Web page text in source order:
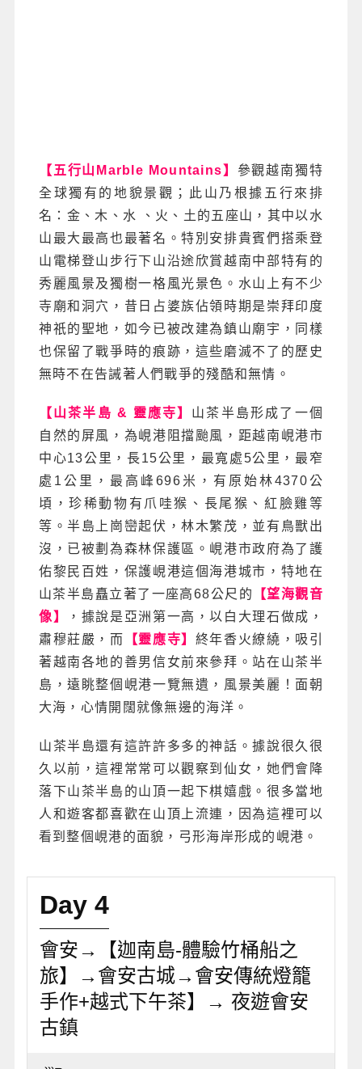
【五行山Marble Mountains】 參觀越南獨特
全球獨有的地貌景觀；此山乃根據五行來排
名：金、木、水 、火、土的五座山，其中以水
山最大最高也最著名。特別安排貴賓們搭乘登
山電梯登山步行下山沿途欣賞越南中部特有的
秀麗風景及獨樹一格風光景色。水山上有不少
寺廟和洞穴，昔日占婆族佔領時期是崇拜印度
神祇的聖地，如今已被改建為鎮山廟宇，同樣
也保留了戰爭時的痕跡，這些磨滅不了的歷史
無時不在告誡著人們戰爭的殘酷和無情。
【山茶半島 & 靈應寺】 山茶半島形成了一個
自然的屏風，為峴港阻擋颱風，距越南峴港市
中心13公里，長15公里，最寬處5公里，最窄
處1公里，最高峰696米，有原始林4370公
頃，珍稀動物有爪哇猴、長尾猴、紅臉雞等
等。半島上崗巒起伏，林木繁茂，並有鳥獸出
沒，已被劃為森林保護區。峴港市政府為了護
佑黎民百姓，保護峴港這個海港城市，特地在
山茶半島矗立著了一座高68公尺的
【望海觀音
像】
，據說是亞洲第一高，以白大理石做成，
肅穆莊嚴，而
【靈應寺】 終年香火繚繞，吸引
著越南各地的善男信女前來參拜。站在山茶半
島，遠眺整個峴港一覽無遺，風景美麗！面朝
大海，心情開闊就像無邊的海洋。
山茶半島還有這許許多多的神話。據說很久很
久以前，這裡常常可以觀察到仙女，她們會降
落下山茶半島的山頂一起下棋嬉戲。很多當地
人和遊客都喜歡在山頂上流連，因為這裡可以
看到整個峴港的面貌，弓形海岸形成的峴港。
Day 4
會安→【迦南島-體驗竹桶船之
旅】→會安古城→會安傳統燈籠
手作+越式下午茶】→ 夜遊會安
古鎮